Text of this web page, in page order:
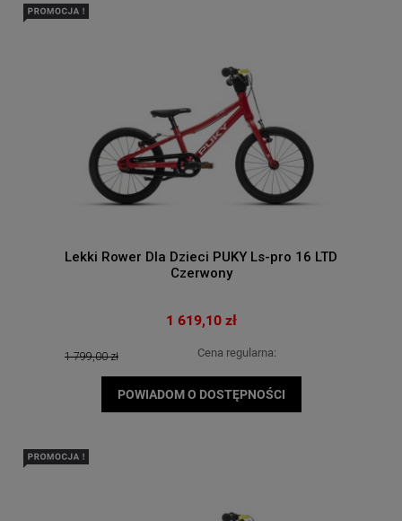
Lekki Rower Dla Dzieci PUKY Ls-pro 16 LTD
Czerwony
1 619,10 zł
Cena regularna:
1 799,00 zł
POWIADOM O DOSTĘPNOŚCI